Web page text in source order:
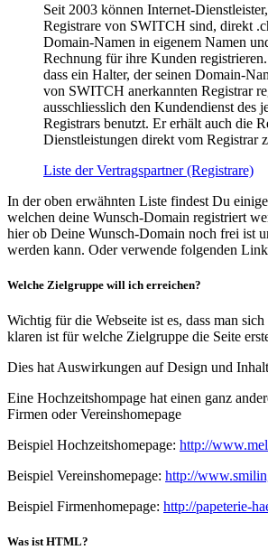
Seit 2003 können Internet-
Registrare von SWITCH sind, direkt
Domain-Namen in eigenem Namen
Rechnung für ihre Kunden
dass ein Halter, der seinen Domain-
von SWITCH anerkannten Registrar
ausschliesslich den Kundendienst des
Registrars benutzt. Er erhält auch die
Dienstleistungen direkt vom Registrar
Liste der Vertragspartner (Registrare)
In der oben erwähnten Liste findest Du
welchen deine Wunsch-Domain registriert
hier ob Deine Wunsch-Domain noch frei ist
werden kann. Oder verwende folgenden
Welche Zielgruppe will ich erreichen?
Wichtig für die Webseite ist es, dass man
klaren ist für welche Zielgruppe die Seite
Dies hat Auswirkungen auf Design und
Eine Hochzeitshompage hat einen ganz
Firmen oder Vereinshomepage
Beispiel Hochzeitshomepage: http://
Beispiel Vereinshomepage: http://
Beispiel Firmenhomepage: http://papeterie-
Was ist HTML?